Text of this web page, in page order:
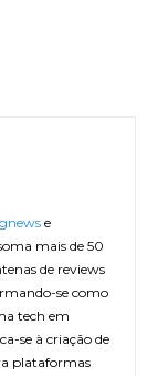
e
mais de 50
de reviews
se como
tech em
se à criação de
plataformas